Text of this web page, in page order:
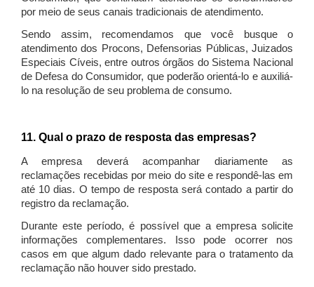
por meio de seus canais tradicionais de atendimento.
Sendo assim, recomendamos que você busque o
atendimento dos Procons, Defensorias Públicas, Juizados
Especiais Cíveis, entre outros órgãos do Sistema Nacional
de Defesa do Consumidor, que poderão orientá-lo e auxiliá-
lo na resolução de seu problema de consumo.
11. Qual o prazo de resposta das empresas?
A empresa deverá acompanhar diariamente as
reclamações recebidas por meio do site e respondê-las em
até 10 dias. O tempo de resposta será contado a partir do
registro da reclamação.
Durante este período, é possível que a empresa solicite
informações complementares. Isso pode ocorrer nos
casos em que algum dado relevante para o tratamento da
reclamação não houver sido prestado.